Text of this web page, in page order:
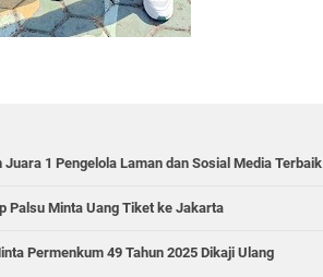
1 Pengelola Laman dan Sosial Media Terbaik
Palsu Minta Uang Tiket ke Jakarta
Permenkum 49 Tahun 2025 Dikaji Ulang